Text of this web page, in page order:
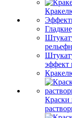
эффект
Краски